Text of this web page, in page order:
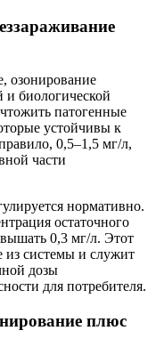
озонирование
и биологической
патогенные
устойчивы к
0,5–1,5 мг/л,
части
нормативно.
остаточного
0,3 мг/л. Этот
из системы и служит
дозы
для потребителя.
плюс